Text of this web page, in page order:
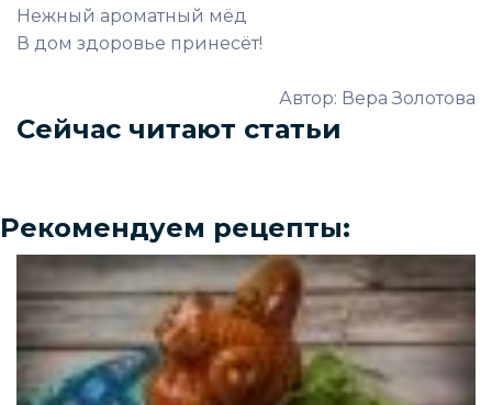
Нежный ароматный мёд
В дом здоровье принесёт!
Автор: Вера Золотова
Сейчас читают статьи
Рекомендуем рецепты: